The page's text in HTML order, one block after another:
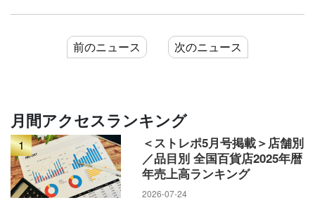
開するアプリ「クックパッドマート」をダウンロードし、受
け取り場所、届け日を選択した後、商品を注文・決済する。1
点から注文でき、最短で翌日の受け取り可能。送料も無料。
同サービスを開始した駅ナカ駅チカ商業施設のエミオ東久留
米では通勤・通学などによる駅利用者のニーズをはじめ、設
置場所付近に西武鉄道が展開する駅地下保育所（Nicot）があ
り、子供の送迎時での利用が見込めるとし、新所沢駅近くに
前のニュース 次のニュース
月間アクセスランキング
1
＜ストレポ5月号掲載＞店舗別
／品目別 全国百貨店2025年暦
年売上高ランキング
2026-07-24